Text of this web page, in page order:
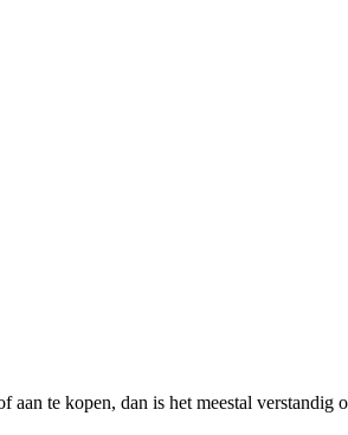
te kopen, dan is het meestal